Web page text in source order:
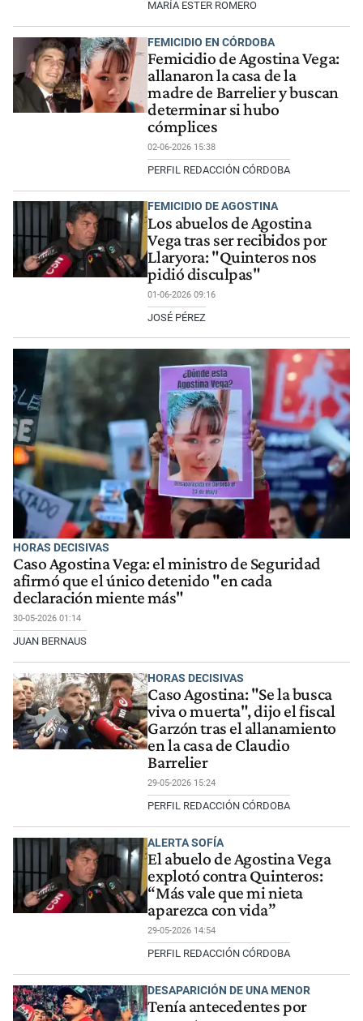
MARÍA ESTER ROMERO
FEMICIDIO EN CÓRDOBA
Femicidio de Agostina Vega:
allanaron la casa de la
madre de Barrelier y buscan
determinar si hubo
cómplices
02-06-2026 15:38
PERFIL REDACCIÓN CÓRDOBA
FEMICIDIO DE AGOSTINA
Los abuelos de Agostina
Vega tras ser recibidos por
Llaryora: "Quinteros nos
pidió disculpas"
01-06-2026 09:16
JOSÉ PÉREZ
HORAS DECISIVAS
Caso Agostina Vega: el ministro de Seguridad
afirmó que el único detenido "en cada
declaración miente más"
30-05-2026 01:14
JUAN BERNAUS
HORAS DECISIVAS
Caso Agostina: "Se la busca
viva o muerta", dijo el fiscal
Garzón tras el allanamiento
en la casa de Claudio
Barrelier
29-05-2026 15:24
PERFIL REDACCIÓN CÓRDOBA
ALERTA SOFÍA
El abuelo de Agostina Vega
explotó contra Quinteros:
“Más vale que mi nieta
aparezca con vida”
29-05-2026 14:54
PERFIL REDACCIÓN CÓRDOBA
DESAPARICIÓN DE UNA MENOR
Tenía antecedentes por